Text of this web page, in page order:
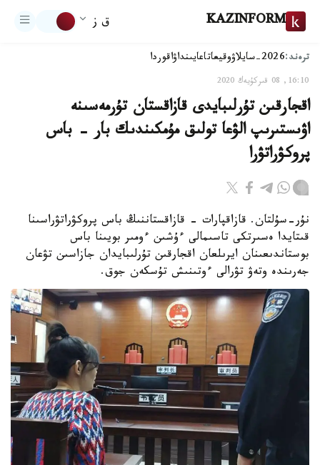
KAZINFORM ق ز
ترەند:2026-سايلاۋ وقيعاتاعايىنداۋاقوردا
16:10, 08 قىركۇيەك 2020
اقجارقىن تۇرلىبايدى قازاقستان تۇرمەسىنە
اۋىستىرىپ الۋعا تولىق مۇمكىندىك بار - باس
پروكۋراتۋرا
نۇر-سۇلتان. قازاقپارات - قازاقستاننىڭ باس پروكۋراتۋراسىنا
قىتايدا ەسىرتكى تاسىمالى ءۇشىن ءومىر بويىنا باس
بوستاندىعىنان ايرىلعان اقجارقىن تۇرلىبايدان جازاسىن تۋعان
جەرىندە وتەۋ تۋرالى ءوتىنىش تۇسكەن جوق.